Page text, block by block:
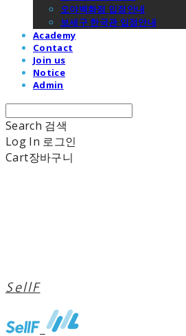
오야백화점 입점안내
보세구 한국관 입점안내
Academy
Contact
Join us
Notice
Admin
Search 검색
Log In 로그인
Cart장바구니
SellF